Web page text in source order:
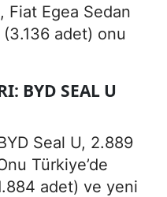
Fiat Egea Sedan
adet) onu
BYD SEAL U
Seal U, 2.889
Türkiye’de
adet) ve yeni